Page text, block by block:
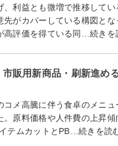
利益とも微増で推移して
先がカバーしている構図と
高評価を得ている同…続きを
販用新商品・刷新進め
メ高騰に伴う食卓のメニ
。原料価格や人件費の上昇
テムカットとPB…続きを読